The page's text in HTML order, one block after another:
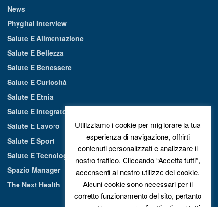
News
Phygital Interview
Salute E Alimentazione
Salute E Bellezza
Salute E Benessere
Salute E Curiosità
Salute E Etnia
Salute E Integratori Alimentari
Salute E Lavoro
Salute E Sport
Salute E Tecnologia
Spazio Manager
The Next Health
Utilizziamo i cookie per migliorare la tua
esperienza di navigazione, offrirti
contenuti personalizzati e analizzare il
nostro traffico. Cliccando “Accetta tutti”,
acconsenti al nostro utilizzo dei cookie.
Alcuni cookie sono necessari per il
corretto funzionamento del sito, pertanto